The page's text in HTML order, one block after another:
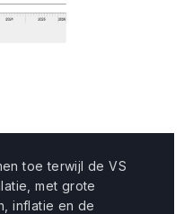
toe terwijl de VS
met grote
inflatie en de